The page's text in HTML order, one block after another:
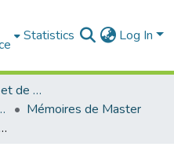
Statistics Log In
Faculté des sciences et de la technologie
Architecture
Mémoires de Master
A INFILTRATION DE COULIS (SIFCON)